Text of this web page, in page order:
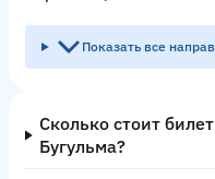
Показать все
Сколько стоит
Бугульма?